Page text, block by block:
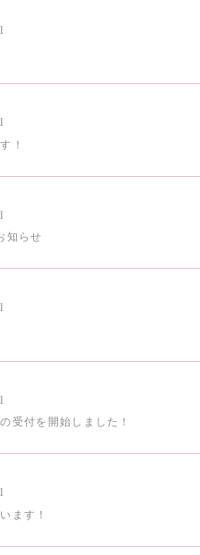
！
知らせ
受付を開始しました！
ます！